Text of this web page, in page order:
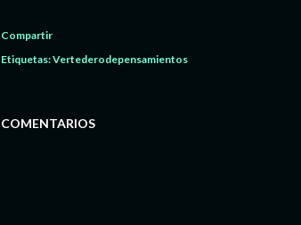
Compartir
Etiquetas:Vertederodepensamientos
COMENTARIOS